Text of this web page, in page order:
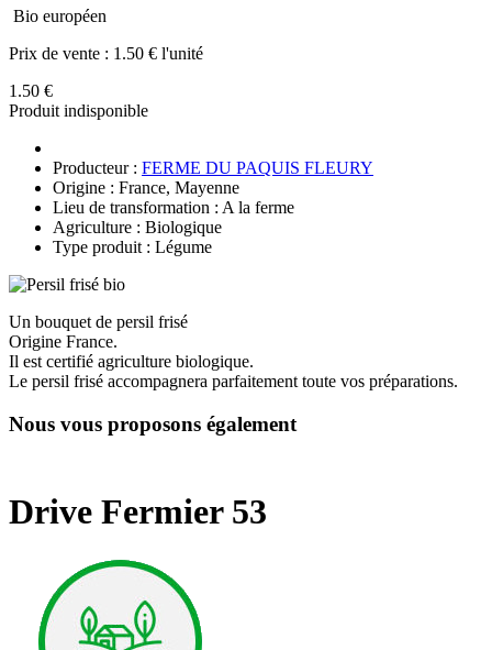
Bio européen
Prix de vente : 1.50 € l'unité
1.50 €
Produit indisponible
Producteur : FERME DU PAQUIS FLEURY
Origine : France, Mayenne
Lieu de transformation : A la ferme
Agriculture : Biologique
Type produit : Légume
Un bouquet de persil frisé
Origine France.
Il est certifié agriculture biologique.
Le persil frisé accompagnera parfaitement toute vos préparations.
Nous vous proposons également
Drive Fermier 53